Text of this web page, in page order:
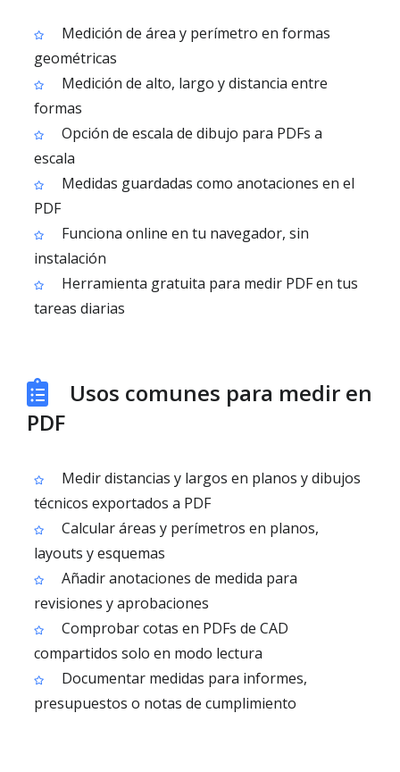
Medición de área y perímetro en formas
geométricas
Medición de alto, largo y distancia entre
formas
Opción de escala de dibujo para PDFs a
escala
Medidas guardadas como anotaciones en el
PDF
Funciona online en tu navegador, sin
instalación
Herramienta gratuita para medir PDF en tus
tareas diarias
Usos comunes para medir en
PDF
Medir distancias y largos en planos y dibujos
técnicos exportados a PDF
Calcular áreas y perímetros en planos,
layouts y esquemas
Añadir anotaciones de medida para
revisiones y aprobaciones
Comprobar cotas en PDFs de CAD
compartidos solo en modo lectura
Documentar medidas para informes,
presupuestos o notas de cumplimiento